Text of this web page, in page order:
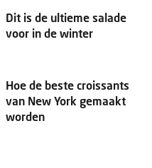
Dit is de ultieme salade
voor in de winter
Hoe de beste croissants
van New York gemaakt
worden